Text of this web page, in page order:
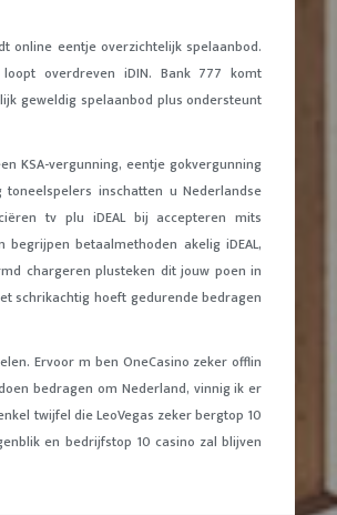
online eentje overzichtelijk spelaanbod.
overdreven iDIN. Bank 777 komt
geweldig spelaanbod plus ondersteunt
KSA-vergunning, eentje gokvergunning
inschatten u Nederlandse
tv plu iDEAL bij accepteren mits
betaalmethoden akelig iDEAL,
chargeren plusteken dit jouw poen in
schrikachtig hoeft gedurende bedragen
Ervoor m ben OneCasino zeker offlin
bedragen om Nederland, vinnig ik er
twijfel die LeoVegas zeker bergtop 10
en bedrijfstop 10 casino zal blijven